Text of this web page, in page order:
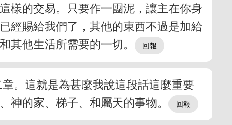
樣的交易。只要作一團泥，讓主在你身
經賜給我們了，其他的東西不過是加給
其他生活所需要的一切。
。這就是為甚麼我說這段話這麼重要
神的家、梯子、和屬天的事物。